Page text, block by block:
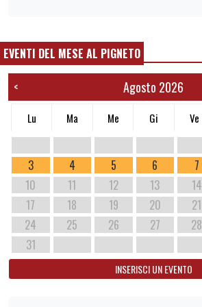
EVENTI DEL MESE AL PIGNETO
< Agosto 2026
Lu Ma Me Gi Ve
3
4 5 6 7
10
11 12 13 14
17
18 19 20 21
24
25 26 27 28
31
INSERISCI UN EVENTO